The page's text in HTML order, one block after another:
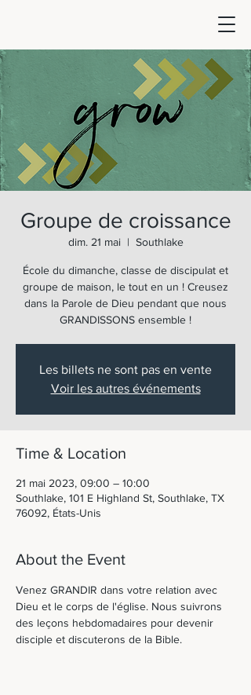
Groupe de croissance
dim. 21 mai
  |
Southlake
École du dimanche, classe de discipulat et
groupe de maison, le tout en un ! Creusez
dans la Parole de Dieu pendant que nous
GRANDISSONS ensemble !
Les billets ne sont pas en vente
Voir les autres événements
Time & Location
21 mai 2023, 09:00 – 10:00
Southlake, 101 E Highland St, Southlake, TX
76092, États-Unis
About the Event
Venez GRANDIR dans votre relation avec
Dieu et le corps de l'église. Nous suivrons
des leçons hebdomadaires pour devenir
disciple et discuterons de la Bible.